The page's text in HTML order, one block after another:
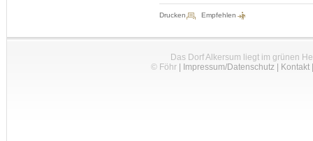
Drucken Empfehlen
Das Dorf Alkersum liegt im grünen
© Föhr| Impressum/Datenschutz| Kontakt